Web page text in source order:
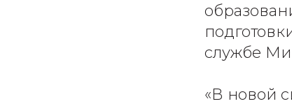
службе
«В новой